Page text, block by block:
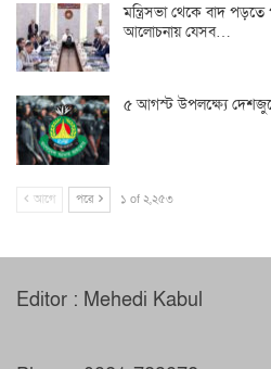
মন্ত্রিসভা থেকে বাদ
আলোচনায় যেসব…
৫ আগস্ট উপলক্ষ্যে দেশজুড়ে
আগে পরে ১ of ২,২৫৩
Editor : Mehedi Kabul